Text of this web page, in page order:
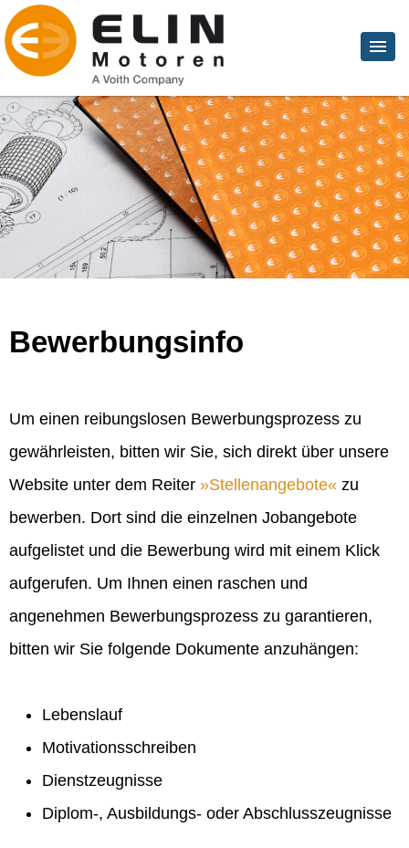
Bewerbungsinfo
Um einen reibungslosen Bewerbungsprozess zu
gewährleisten, bitten wir Sie, sich direkt über unsere
Website unter dem Reiter
Stellenangebote
zu
bewerben. Dort sind die einzelnen Jobangebote
aufgelistet und die Bewerbung wird mit einem Klick
aufgerufen. Um Ihnen einen raschen und
angenehmen Bewerbungsprozess zu garantieren,
bitten wir Sie folgende Dokumente anzuhängen:
Lebenslauf
Motivationsschreiben
Dienstzeugnisse
Diplom-, Ausbildungs- oder Abschlusszeugnisse